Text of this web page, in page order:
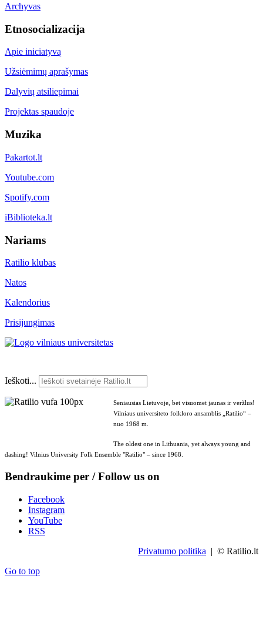
Archyvas
Etnosocializacija
Apie iniciatyvą
Užsiėmimų aprašymas
Dalyvių atsiliepimai
Projektas spaudoje
Muzika
Pakartot.lt
Youtube.com
Spotify.com
iBiblioteka.lt
Nariams
Ratilio klubas
Natos
Kalendorius
Prisijungimas
Ieškoti...
Seniausias Lietuvoje, bet visuomet jaunas ir veržlus!
Vilniaus universiteto folkloro ansamblis „Ratilio“ –
nuo 1968 m.
The oldest one in Lithuania, yet always young and
dashing! Vilnius University Folk Ensemble "Ratilio" – since 1968.
Bendraukime per / Follow us on
Facebook
Instagram
YouTube
RSS
Privatumo politika | © Ratilio.lt
Go to top